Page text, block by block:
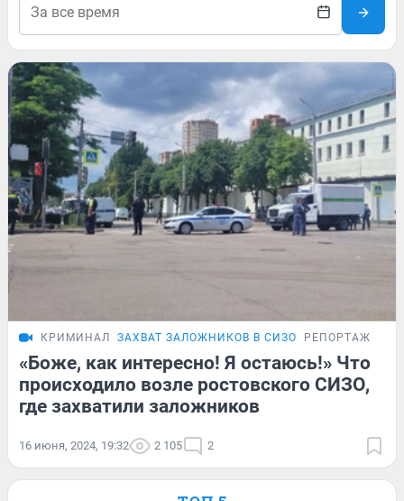
КРИМИНАЛ ЗАХВАТ ЗАЛОЖНИКОВ В СИЗО РЕПОРТАЖ
«Боже, как интересно! Я остаюсь!» Что
происходило возле ростовского СИЗО,
где захватили заложников
16 июня, 2024, 19:32 2 105 2